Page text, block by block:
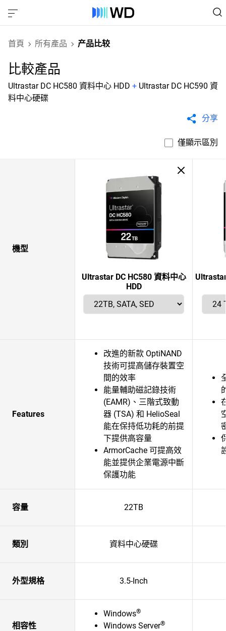
首頁 所有產品 产品比较
比較產品
Ultrastar DC HC580 資料中心 HDD + Ultrastar DC HC590 資
料中心硬碟
分享
僅顯示區別
機型
Ultrastar DC HC580 資料中心
HDD
Features
改進的新款 OptiNAND
技術可提高儲存裝置空
間的效率
能量輔助磁記錄技術
(EAMR)、三階式致動
器 (TSA) 和 HelioSeal
能在保持低功耗的前提
下提供高容量
ArmorCache 可提高效
能並提供企業電源中斷
保護功能
容量 22TB
類別 資料中心硬碟
外型規格 3.5-Inch
相容性
Windows®
Windows Server®